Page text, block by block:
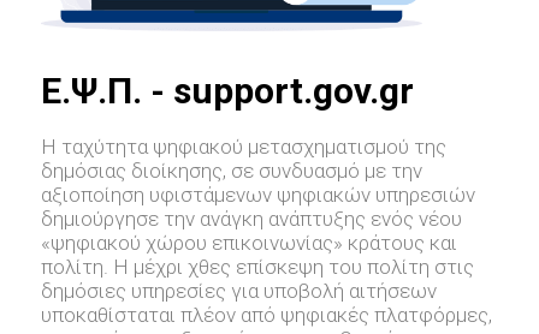
E.Ψ.Π. - support.gov.gr
Η ταχύτητα ψηφιακού μετασχηματισμού της
δημόσιας διοίκησης, σε συνδυασμό με την
αξιοποίηση υφιστάμενων ψηφιακών υπηρεσιών
δημιούργησε την ανάγκη ανάπτυξης ενός νέου
«ψηφιακού χώρου επικοινωνίας» κράτους και
πολίτη. Η μέχρι χθες επίσκεψη του πολίτη στις
δημόσιες υπηρεσίες για υποβολή αιτήσεων
υποκαθίσταται πλέον από ψηφιακές πλατφόρμες,